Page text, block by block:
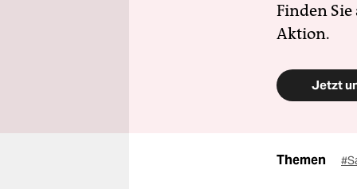
Finden
Aktion.
Jetzt
Themen